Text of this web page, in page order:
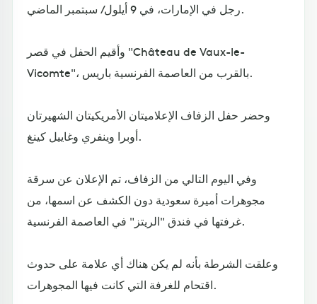
رجل في الإمارات، في 9 أيلول/ سبتمبر الماضي.
وأقيم الحفل في قصر "Château de Vaux-le-
Vicomte"، بالقرب من العاصمة الفرنسية باريس.
وحضر حفل الزفاف الإعلاميتان الأمريكيتان الشهيرتان
أوبرا وينفري وغاييل كينغ.
وفي اليوم التالي من الزفاف، تم الإعلان عن سرقة
مجوهرات أميرة سعودية دون الكشف عن اسمها، من
غرفتها في فندق "الريتز" في العاصمة الفرنسية.
وعلقت الشرطة بأنه لم يكن هناك أي علامة على حدوث
اقتحام للغرفة التي كانت فيها المجوهرات.